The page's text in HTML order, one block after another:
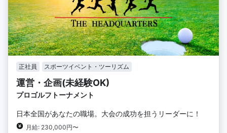
正社員 スポーツイベント・ツーリズム
運営・企画(未経験OK)
プロゴルフトーナメント
日本全国があなたの職場。大会の成功を担うリーダーに！
月給: 230,000円〜